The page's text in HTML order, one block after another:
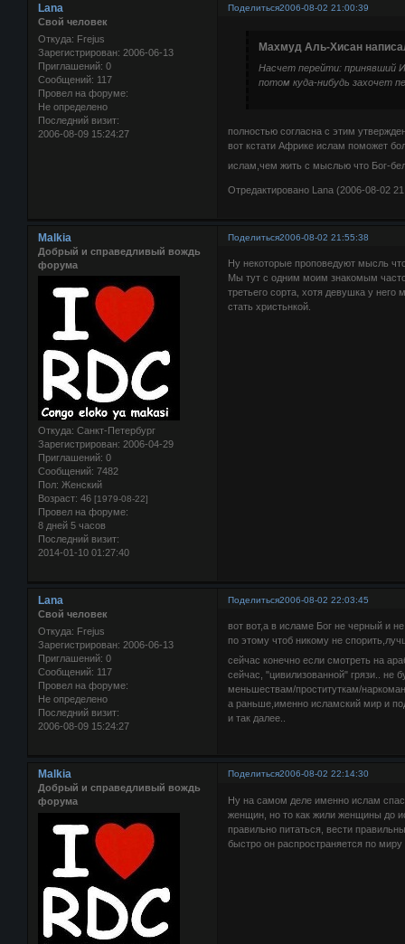
Поделиться2006-08-02 21:00:39
Lana
Свой человек
Откуда: Frejus
Зарегистрирован: 2006-06-13
Приглашений: 0
Сообщений: 117
Провел на форуме:
Не определено
Последний визит:
2006-08-09 15:24:27
Махмуд Аль-Хисан
Насчет перейти: принявший
потом куда-нибудь захочет
полностью согласна с этим
вот кстати Африке ислам поможет
ислам,чем жить с мыслью что Бог-
Отредактировано Lana (2006-08-02
Поделиться2006-08-02 21:55:38
Malkia
Добрый и справедливый вождь
форума
Откуда: Санкт-Петербург
Зарегистрирован: 2006-04-29
Приглашений: 0
Сообщений: 7482
Пол: Женский
Возраст: 46 [1979-08-22]
Провел на форуме:
8 дней 5 часов
Последний визит:
2014-01-10 01:27:40
Ну некоторые проповедуют мысль
Мы тут с одним моим знакомым
третьего сорта, хотя девушка у
стать христьнкой.
Поделиться2006-08-02 22:03:45
Lana
Свой человек
Откуда: Frejus
Зарегистрирован: 2006-06-13
Приглашений: 0
Сообщений: 117
Провел на форуме:
Не определено
Последний визит:
2006-08-09 15:24:27
вот вот,а в исламе Бог не черный и
по этому чтоб никому не
сейчас конечно если смотреть на
сейчас, "цивилизованной" грязи.. не
меньшествам/проституткам/
а раньше,именно исламский мир и
и так далее..
Поделиться2006-08-02 22:14:30
Malkia
Добрый и справедливый вождь
форума
Ну на самом деле именно ислам
женщин, но то как жили женщины до
правильно питаться, вести
быстро он распространяется по